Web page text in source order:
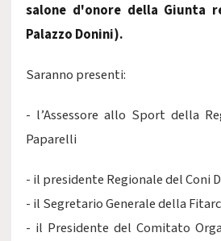
salone d'onore della Giunta
Palazzo Donini).
Saranno presenti:
- l’Assessore allo Sport della
Paparelli
- il presidente Regionale del Coni
- il Segretario Generale della
- il Presidente del Comitato